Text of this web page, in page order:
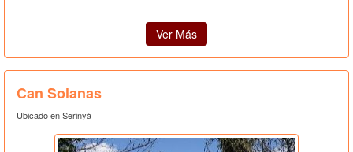
Ver Más
Can Solanas
Ubicado en Serinyà